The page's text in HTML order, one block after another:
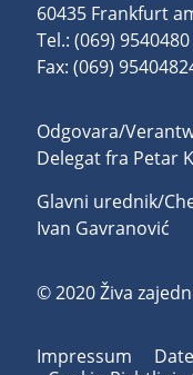
60435 Frankfurt
Tel.: (069) 9540480
Fax: (069)
Odgovara/
Delegat fra Petar
Glavni urednik/
Ivan Gavranović
© 2020 Živa
Impressum